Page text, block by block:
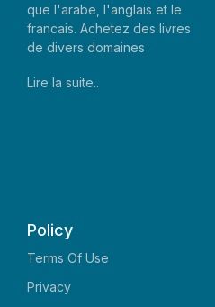
que l'arabe, l'anglais et le
francais. Achetez des livres
de divers domaines
Lire la suite..
Policy
Terms Of Use
Privacy